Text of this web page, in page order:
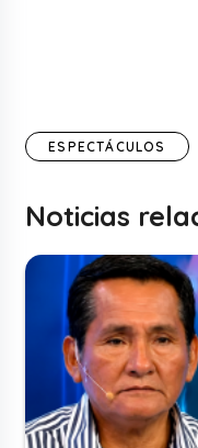
ESPECTÁCULOS
Noticias